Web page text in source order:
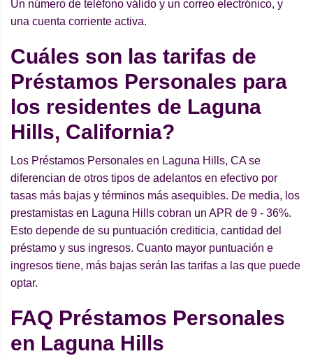
Un número de teléfono válido y un correo electrónico, y
una cuenta corriente activa.
Cuáles son las tarifas de
Préstamos Personales para
los residentes de Laguna
Hills, California?
Los Préstamos Personales en Laguna Hills, CA se
diferencian de otros tipos de adelantos en efectivo por
tasas más bajas y términos más asequibles. De media, los
prestamistas en Laguna Hills cobran un APR de 9 - 36%.
Esto depende de su puntuación crediticia, cantidad del
préstamo y sus ingresos. Cuanto mayor puntuación e
ingresos tiene, más bajas serán las tarifas a las que puede
optar.
FAQ Préstamos Personales
en Laguna Hills